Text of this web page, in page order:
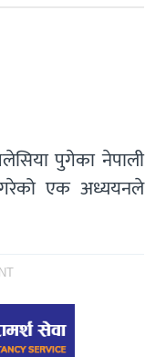
पुगेका नेपाली
गरेको एक अध्ययनले